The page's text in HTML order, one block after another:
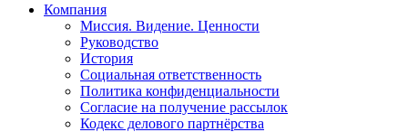
Компания
Миссия. Видение. Ценности
Руководство
История
Социальная ответственность
Политика конфиденциальности
Согласие на получение рассылок
Кодекс делового партнёрства